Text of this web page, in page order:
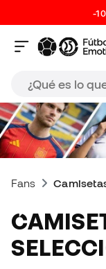
-
Fans
CAMISETAS DE